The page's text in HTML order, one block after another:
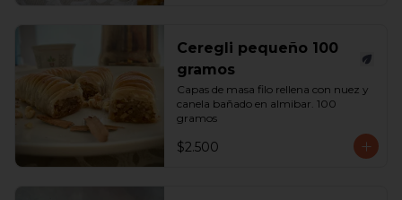
Ceregli pequeño 100
gramos
Capas de masa filo rellena con nuez y
canela bañado en almibar. 100
gramos
$2.500